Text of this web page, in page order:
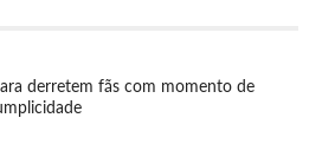
derretem fãs com momento de